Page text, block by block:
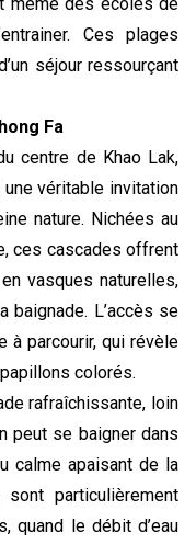
Ces plages
séjour ressourçant
Fa
centre de Khao Lak,
véritable invitation
nature. Nichées au
ces cascades offrent
vasques naturelles,
L’accès se
à parcourir, qui révèle
colorés.
rafraîchissante, loin
peut se baigner dans
calme apaisant de la
particulièrement
quand le débit d’eau